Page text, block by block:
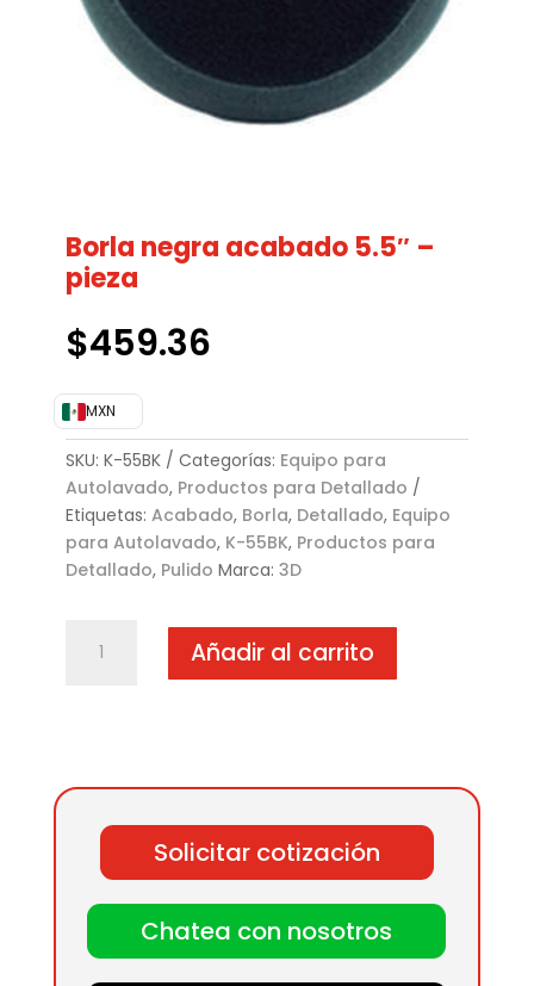
Borla negra acabado 5.5″ –
pieza
$459.36
MXN
SKU: K-55BK Categorías: Equipo para
Autolavado, Productos para Detallado
Etiquetas: Acabado, Borla, Detallado, Equipo
para Autolavado, K-55BK, Productos para
Detallado, Pulido Marca: 3D
negra
cantidad
Añadir al carrito
Solicitar cotización
Chatea con nosotros